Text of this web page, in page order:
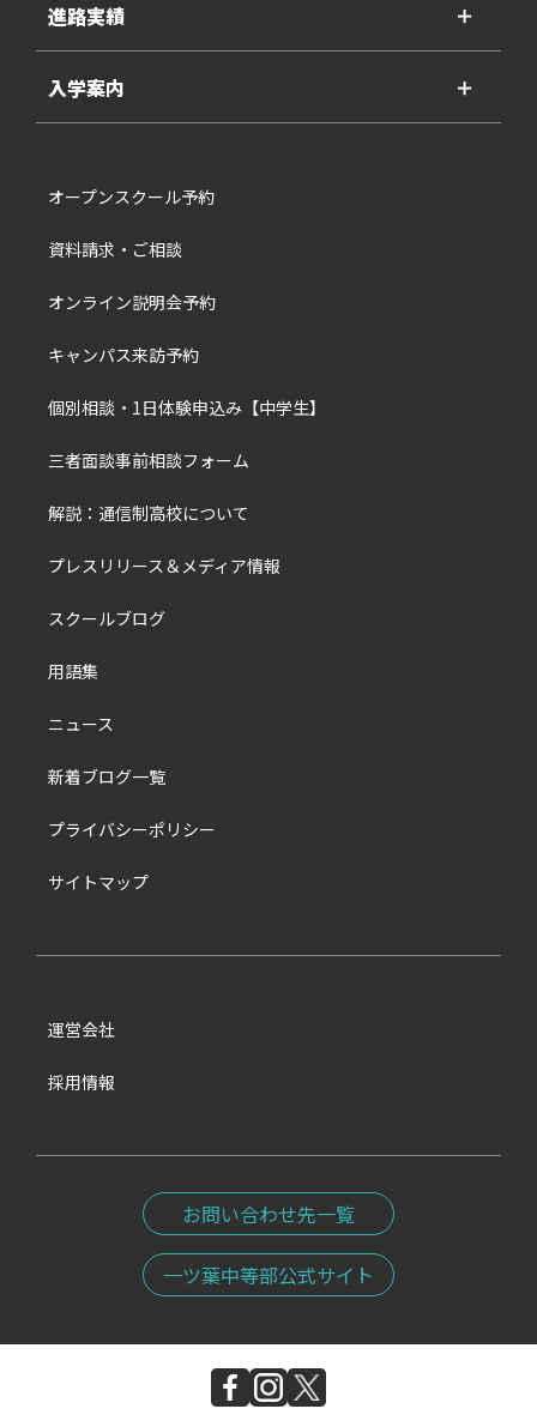
進路実績 ＋
入学案内 ＋
オープンスクール予約
資料請求・ご相談
オンライン説明会予約
キャンパス来訪予約
個別相談・1日体験申込み【中学生】
三者面談事前相談フォーム
解説：通信制高校について
プレスリリース＆メディア情報
スクールブログ
用語集
ニュース
新着ブログ一覧
プライバシーポリシー
サイトマップ
運営会社
採用情報
お問い合わせ先一覧
一ツ葉中等部公式サイト